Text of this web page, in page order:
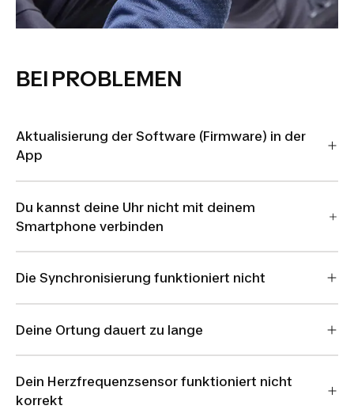
BEI PROBLEMEN
Aktualisierung der Software (Firmware) in der
App
Du kannst deine Uhr nicht mit deinem
Smartphone verbinden
Die Synchronisierung funktioniert nicht
Deine Ortung dauert zu lange
Dein Herzfrequenzsensor funktioniert nicht
korrekt